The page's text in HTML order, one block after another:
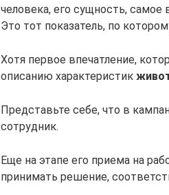
человека, его сущность, самое
Это тот показатель, по
Хотя первое впечатление,
описанию характеристик
Представьте себе, что в
сотрудник.
Еще на этапе его приема на
принимать решение,